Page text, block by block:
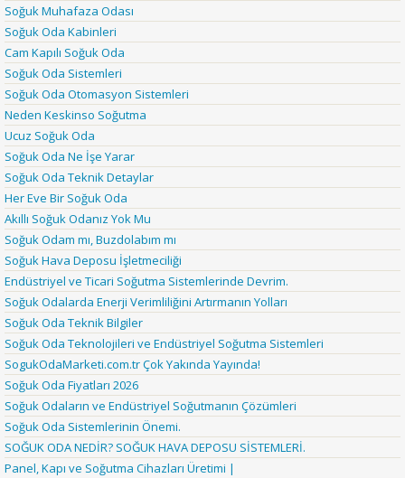
Soğuk Muhafaza Odası
Soğuk Oda Kabinleri
Cam Kapılı Soğuk Oda
Soğuk Oda Sistemleri
Soğuk Oda Otomasyon Sistemleri
Neden Keskinso Soğutma
Ucuz Soğuk Oda
Soğuk Oda Ne İşe Yarar
Soğuk Oda Teknik Detaylar
Her Eve Bir Soğuk Oda
Akıllı Soğuk Odanız Yok Mu
Soğuk Odam mı, Buzdolabım mı
Soğuk Hava Deposu İşletmeciliği
Endüstriyel ve Ticari Soğutma Sistemlerinde Devrim.
Soğuk Odalarda Enerji Verimliliğini Artırmanın Yolları
Soğuk Oda Teknik Bilgiler
Soğuk Oda Teknolojileri ve Endüstriyel Soğutma Sistemleri
SogukOdaMarketi.com.tr Çok Yakında Yayında!
Soğuk Oda Fiyatları 2026
Soğuk Odaların ve Endüstriyel Soğutmanın Çözümleri
Soğuk Oda Sistemlerinin Önemi.
SOĞUK ODA NEDİR? SOĞUK HAVA DEPOSU SİSTEMLERİ.
Panel, Kapı ve Soğutma Cihazları Üretimi |